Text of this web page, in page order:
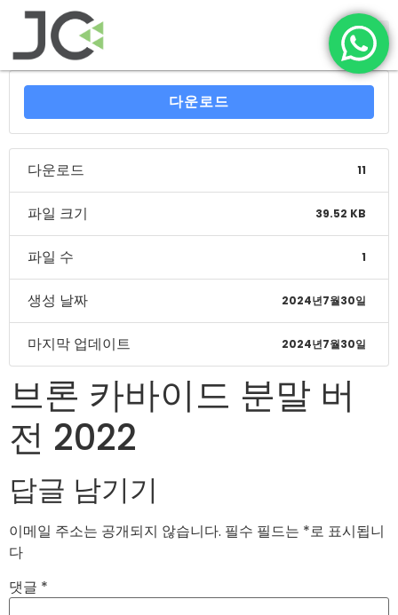
다운로드
다운로드 11
파일 크기 39.52 KB
파일 수 1
생성 날짜 2024년7월30일
마지막 업데이트 2024년7월30일
브론 카바이드 분말 버
전 2022
답글 남기기
이메일 주소는 공개되지 않습니다. 필수 필드는 *로 표시됩니
다
댓글 *